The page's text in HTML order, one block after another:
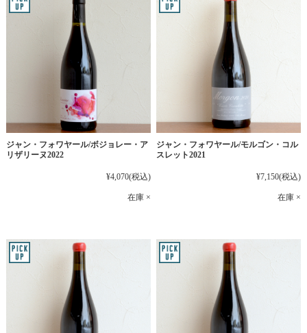
ジャン・フォワヤール/ボジョレー・ア
リザリーヌ2022
¥4,070(税込)
在庫 ×
ジャン・フォワヤール/モルゴン・コル
スレット2021
¥7,150(税込)
在庫 ×